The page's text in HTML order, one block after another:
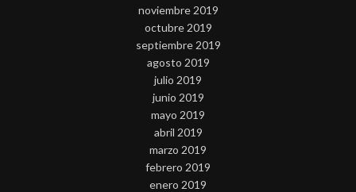
noviembre 2019
octubre 2019
septiembre 2019
agosto 2019
julio 2019
junio 2019
mayo 2019
abril 2019
marzo 2019
febrero 2019
enero 2019